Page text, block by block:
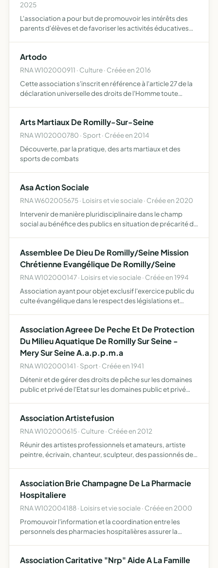
2025
L'association a pour but de promouvoir les intérêts des
parents d'élèves et de favoriser les activités éducatives
Artodo
RNA W102000911 · Culture · Créée en 2016
Cette association s'inscrit en référence à l'article 27 de la
déclaration universelle des droits de l'Homme toute
Arts Martiaux De Romilly-Sur-Seine
RNA W102000780 · Sport · Créée en 2014
Découverte, par la pratique, des arts martiaux et des
sports de combats
Asa Action Sociale
RNA W602005675 · Loisirs et vie sociale · Créée en 2020
Intervenir de manière pluridisciplinaire dans le champ
social au bénéfice des publics en situation de précarité de
accom…
Assemblee De Dieu De Romilly/Seine Mission
Chrétienne Evangélique De Romilly/Seine
RNA W102000147 · Loisirs et vie sociale · Créée en 1994
Association ayant pour objet exclusif l'exercice public du
culte évangélique dans le respect des législations et
Association Agreee De Peche Et De Protection
Du Milieu Aquatique De Romilly Sur Seine -
Mery Sur Seine A.a.p.p.m.a
RNA W102000141 · Sport · Créée en 1941
Détenir et de gérer des droits de pêche sur les domaines
public et privé de l'Etat sur les domaines public et privé
Association Artistefusion
RNA W102000615 · Culture · Créée en 2012
Réunir des artistes professionnels et amateurs, artiste
peintre, écrivain, chanteur, sculpteur, des passionnés de
Association Brie Champagne De La Pharmacie
Hospitaliere
RNA W102004188 · Loisirs et vie sociale · Créée en 2000
Promouvoir l'information et la coordination entre les
personnels des pharmacies hospitalières assurer la
médicaments, des infor…
Association Caritative "Nrp" Aide A La Famille